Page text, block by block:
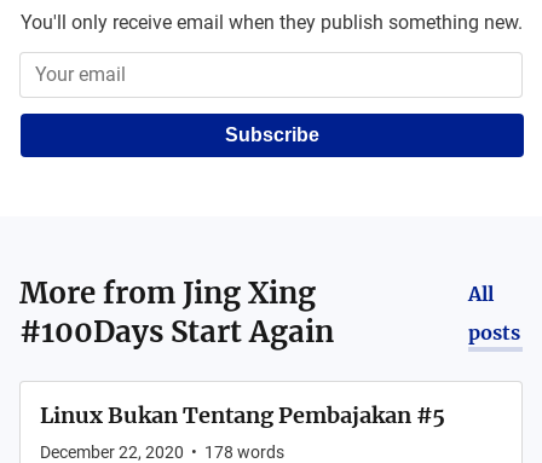
You'll only receive email when they publish something new.
Subscribe
More from Jing Xing
#100Days Start Again
All
posts
Linux Bukan Tentang Pembajakan #5
December 22, 2020 • 178 words